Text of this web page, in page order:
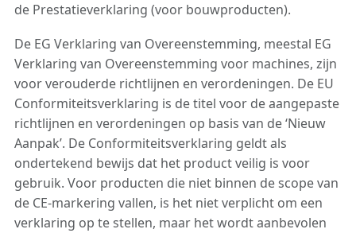
de Prestatieverklaring (voor bouwproducten).
De EG Verklaring van Overeenstemming, meestal EG
Verklaring van Overeenstemming voor machines, zijn
voor verouderde richtlijnen en verordeningen. De EU
Conformiteitsverklaring is de titel voor de aangepaste
richtlijnen en verordeningen op basis van de ‘Nieuw
Aanpak’. De Conformiteitsverklaring geldt als
ondertekend bewijs dat het product veilig is voor
gebruik. Voor producten die niet binnen de scope van
de CE-markering vallen, is het niet verplicht om een
verklaring op te stellen, maar het wordt aanbevolen